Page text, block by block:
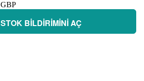
GBP
STOK BİLDİRİMİNİ AÇ